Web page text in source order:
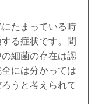
たまっている時
る症状です。
間
細菌の存在は認
には分かっては
うと考えられて